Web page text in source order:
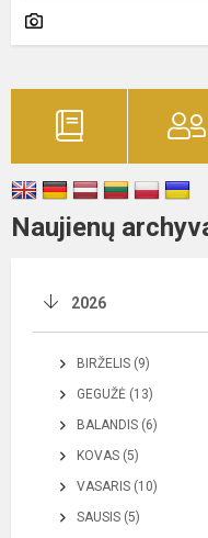
Naujienų
2026
BIRŽELIS (9)
GEGUŽĖ (13)
BALANDIS (6)
KOVAS (5)
VASARIS (10)
SAUSIS (5)